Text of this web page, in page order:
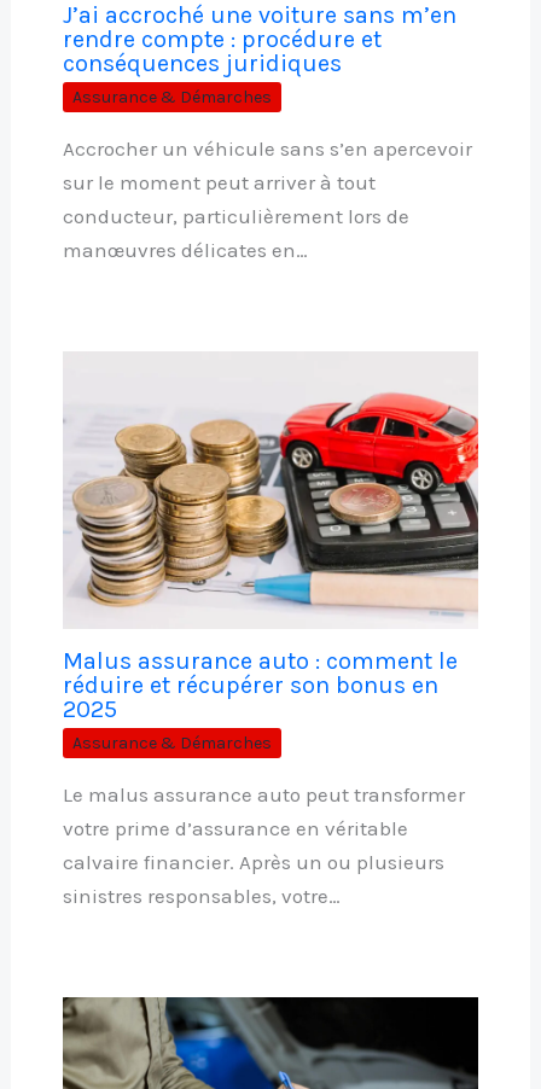
J’ai accroché une voiture sans m’en
rendre compte : procédure et
conséquences juridiques
Assurance & Démarches
Accrocher un véhicule sans s’en apercevoir
sur le moment peut arriver à tout
conducteur, particulièrement lors de
manœuvres délicates en…
Malus assurance auto : comment le
réduire et récupérer son bonus en
2025
Assurance & Démarches
Le malus assurance auto peut transformer
votre prime d’assurance en véritable
calvaire financier. Après un ou plusieurs
sinistres responsables, votre…